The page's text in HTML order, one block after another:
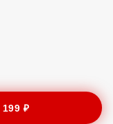
199 ₽